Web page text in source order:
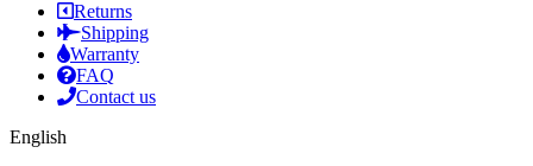
Returns
Shipping
Warranty
FAQ
Contact us
English